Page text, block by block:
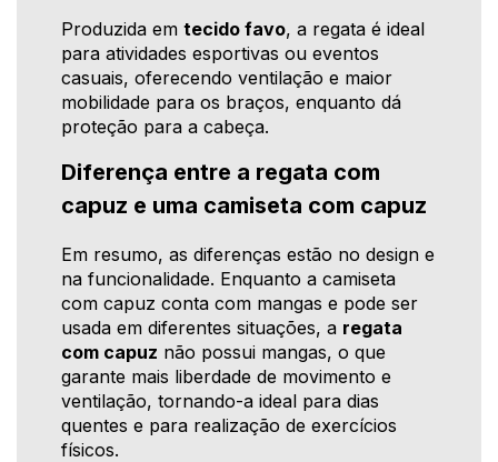
Produzida em tecido favo, a regata é ideal
para atividades esportivas ou eventos
casuais, oferecendo ventilação e maior
mobilidade para os braços, enquanto dá
proteção para a cabeça.
Diferença entre a regata com
capuz e uma camiseta com capuz
Em resumo, as diferenças estão no design e
na funcionalidade. Enquanto a camiseta
com capuz conta com mangas e pode ser
usada em diferentes situações, a regata
com capuz não possui mangas, o que
garante mais liberdade de movimento e
ventilação, tornando-a ideal para dias
quentes e para realização de exercícios
físicos.